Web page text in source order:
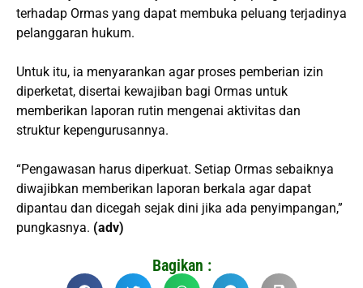
terhadap Ormas yang dapat membuka peluang terjadinya
pelanggaran hukum.
Untuk itu, ia menyarankan agar proses pemberian izin
diperketat, disertai kewajiban bagi Ormas untuk
memberikan laporan rutin mengenai aktivitas dan
struktur kepengurusannya.
“Pengawasan harus diperkuat. Setiap Ormas sebaiknya
diwajibkan memberikan laporan berkala agar dapat
dipantau dan dicegah sejak dini jika ada penyimpangan,”
pungkasnya. (adv)
Bagikan :